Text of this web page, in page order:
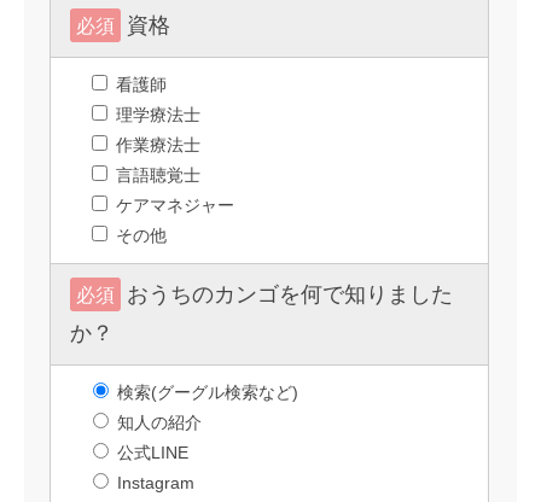
必須 資格
看護師
理学療法士
作業療法士
言語聴覚士
ケアマネジャー
その他
必須
おうちのカンゴを何で知りました
か？
検索(グーグル検索など)
知人の紹介
公式LINE
Instagram